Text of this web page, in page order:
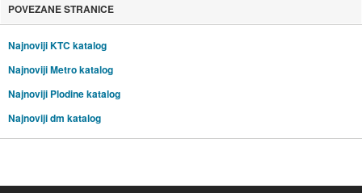
POVEZANE STRANICE
Najnoviji KTC katalog
Najnoviji Metro katalog
Najnoviji Plodine katalog
Najnoviji dm katalog